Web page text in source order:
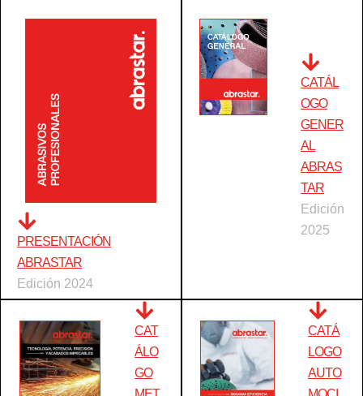
PRESENTACIÓN
ABRASTAR
Edición 2024
CATÁL
OGO
GENER
AL
ABRAS
TAR
Edición
2025
CAT
ÁLO
GO
CATÁ
LOGO
AUTO